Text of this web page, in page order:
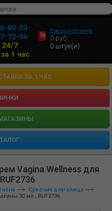
80-53
72-96
24/7
1 час
Ваша корзина
0 руб.
0 штук(и)
ЗА 1 ЧАС
Vagina Wellness для
Сужение влагалища
30 мл., RUF2736